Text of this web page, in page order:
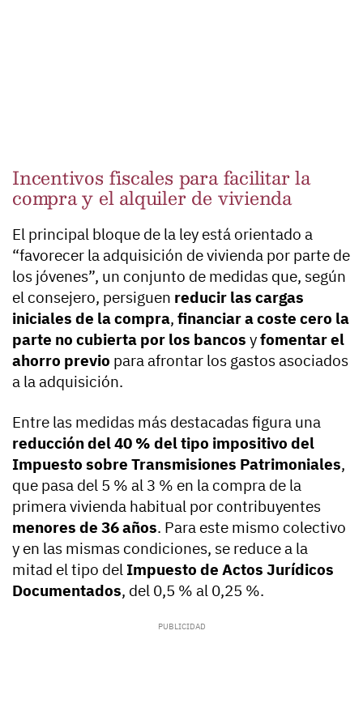
Incentivos fiscales para facilitar la
compra y el alquiler de vivienda
El principal bloque de la ley está orientado a
“favorecer la adquisición de vivienda por parte de
los jóvenes”, un conjunto de medidas que, según
el consejero, persiguen reducir las cargas
iniciales de la compra, financiar a coste cero la
parte no cubierta por los bancos yfomentar el
ahorro previo para afrontar los gastos asociados
a la adquisición.
Entre las medidas más destacadas figura una
reducción del 40 % del tipo impositivo del
Impuesto sobre Transmisiones Patrimoniales,
que pasa del 5 % al 3 % en la compra de la
primera vivienda habitual por contribuyentes
menores de 36 años. Para este mismo colectivo
y en las mismas condiciones, se reduce a la
mitad el tipo del Impuesto de Actos Jurídicos
Documentados, del 0,5 % al 0,25 %.